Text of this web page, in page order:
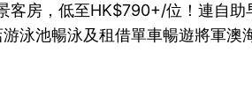
客房，低至HK$790+/位！連自助
泳池暢泳及租借單車暢遊將軍澳